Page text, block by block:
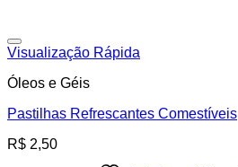
Visualização Rápida
Óleos e Géis
Pastilhas Refrescantes Comestíveis
R$ 2,50